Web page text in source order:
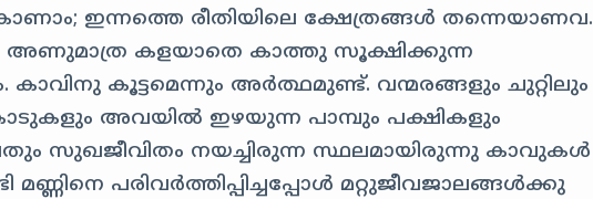
ഇന്നത്തെ രീതിയിലെ ക്ഷേത്രങ്ങൾ തന്നെയാണവ.
അണുമാത്ര കളയാതെ കാത്തു സൂക്ഷിക്കുന്ന
കൂട്ടമെന്നും അർത്ഥമുണ്ട്. വന്മരങ്ങളും ചുറ്റിലും
അവയിൽ ഇഴയുന്ന പാമ്പും പക്ഷികളും
സുഖജീവിതം നയച്ചിരുന്ന സ്ഥലമായിരുന്നു കാവുകൾ
പരിവർത്തിപ്പിച്ചപ്പോൾ മറ്റുജീവജാലങ്ങൾക്കു